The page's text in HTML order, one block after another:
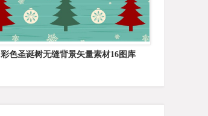
彩色圣诞树无缝背景矢量素材16图库